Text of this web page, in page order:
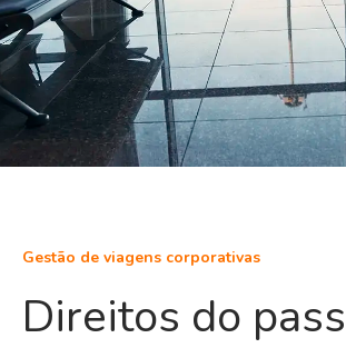
Gestão de viagens corporativas
Direitos do